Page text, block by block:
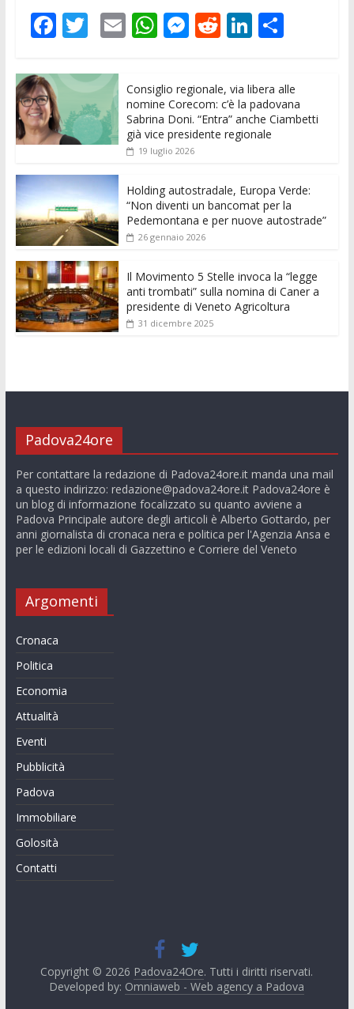
F
e
b
o
o
k
T
itt
er
E
l
W
at
s
A
p
M
e
n
g
R
di
t
Li
k
e
dI
C
n
di
vi
Consiglio regionale, via libera alle
nomine Corecom: c’è la padovana
Sabrina Doni. “Entra” anche Ciambetti
già vice presidente regionale
19 luglio 2026
Holding autostradale, Europa Verde:
“Non diventi un bancomat per la
Pedemontana e per nuove autostrade”
26 gennaio 2026
Il Movimento 5 Stelle invoca la “legge
anti trombati” sulla nomina di Caner a
presidente di Veneto Agricoltura
31 dicembre 2025
Padova24ore
Per contattare la redazione di Padova24ore.it manda una mail
a questo indirizzo: redazione@padova24ore.itPadova24ore è
un blog di informazione focalizzato su quanto avviene a
Padova Principale autore degli articoli è Alberto Gottardo, per
anni giornalista di cronaca nera e politica per l'Agenzia Ansa e
per le edizioni locali di Gazzettino e Corriere del Veneto
Argomenti
Cronaca
Politica
Economia
Attualità
Eventi
Pubblicità
Padova
Immobiliare
Golosità
Contatti
Copyright © 2026 Padova24Ore. Tutti i diritti riservati.
Developed by: Omniaweb - Web agency a Padova